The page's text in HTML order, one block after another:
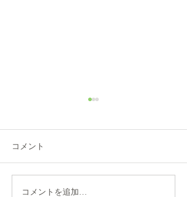
本日8/6（木）は修理多数に
より、12：00から他店販売の
す。 明日以降のご来店をお願
いします。
コメント
コメントを追加…